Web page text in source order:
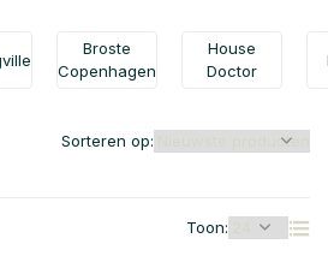
Broste
Copenhagen
House
Doctor
Toon:
Sorteren op: